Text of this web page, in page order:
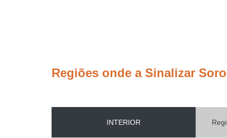
Regiões onde a Sinalizar
INTERIOR